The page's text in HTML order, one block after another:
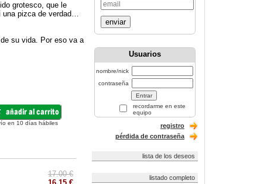
grotesco, que le
una pizca de verdad…
su vida. Por eso va a
en 10 días hábiles
17.00 €
enviar
Usuarios
nombre/nick
contraseña
recordarme en este
equipo
registro
pérdida de contraseña
lista de los deseos
listado completo